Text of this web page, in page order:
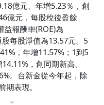
億元、年增5.23％，創
億元，每股稅後盈餘
益報酬率(ROE)為
每股淨值為13.57元。5
，年增11.57%；1到5
，創同期新高。
。台新金從今年起，除
表現。